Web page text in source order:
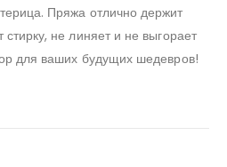
Пряжа отлично держит
не линяет и не выгорает
для ваших будущих шедевров!